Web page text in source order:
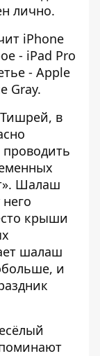
лично.
iPhone
- iPad Pro
- Apple
Gray.
Тишрей, в
Шалаш
крыши
шалаш
и